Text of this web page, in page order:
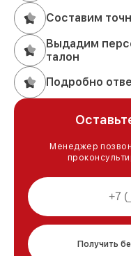
Составим
Выдадим
талон
Подробно
Менеджер
Получить